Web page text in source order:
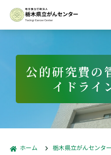
公的研究費の
イドライ
ホーム
栃木県立がんセンタ